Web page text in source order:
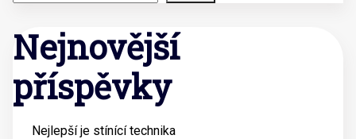
Nejnovější
příspěvky
Nejlepší je stínící technika